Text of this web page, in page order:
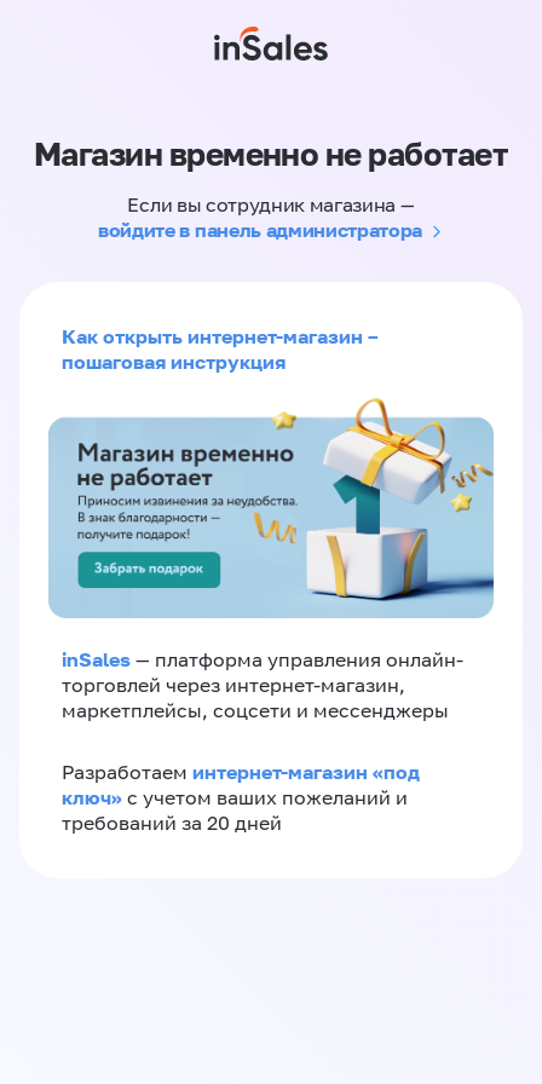
Магазин временно не работает
Если вы сотрудник магазина —
войдите в панель администратора
Как открыть интернет-магазин –
пошаговая инструкция
inSales — платформа управления онлайн-
торговлей через интернет-магазин,
маркетплейсы, соцсети и мессенджеры
Разработаем интернет-магазин «‎под
ключ»‎ с учетом ваших пожеланий и
требований за 20 дней